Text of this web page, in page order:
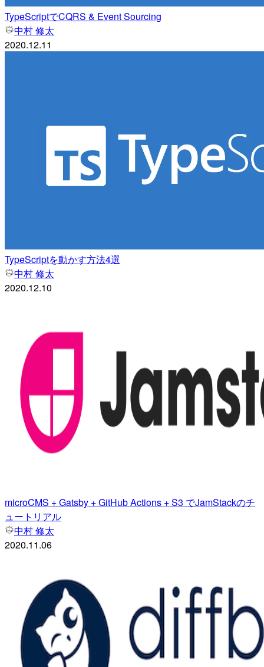
TypeScriptでCQRS & Event Sourcing
中村 修太
2020.12.11
TypeScriptを動かす方法4選
中村 修太
2020.12.10
microCMS + Gatsby + GitHub Actions + S3 でJamStackのチ
ュートリアル
中村 修太
2020.11.06